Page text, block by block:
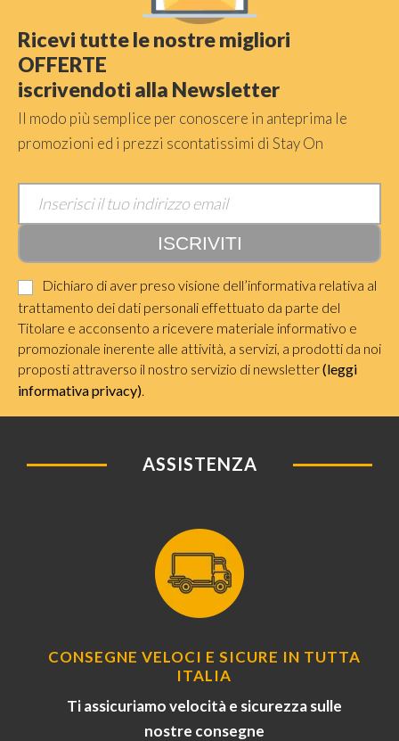
Ricevi tutte le nostre migliori
OFFERTE
iscrivendoti alla Newsletter
Il modo più semplice per conoscere in anteprima le
promozioni ed i prezzi scontatissimi di Stay On
Dichiaro di aver preso visione dell’informativa relativa al
trattamento dei dati personali effettuato da parte del
Titolare e acconsento a ricevere materiale informativo e
promozionale inerente alle attività, a servizi, a prodotti da noi
proposti attraverso il nostro servizio di newsletter(leggi
informativa privacy)
ASSISTENZA
CONSEGNE VELOCI E SICURE IN TUTTA
ITALIA
Ti assicuriamo velocità e sicurezza sulle
nostre consegne